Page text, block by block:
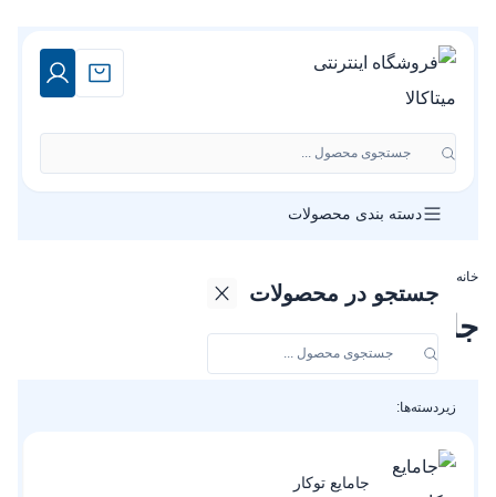
جستجوی محصول ...
جستجو در محصولات
دسته بندی محصولات
خانه
جامایع دستشویی
زیردسته‌ها:
جامایع توکار